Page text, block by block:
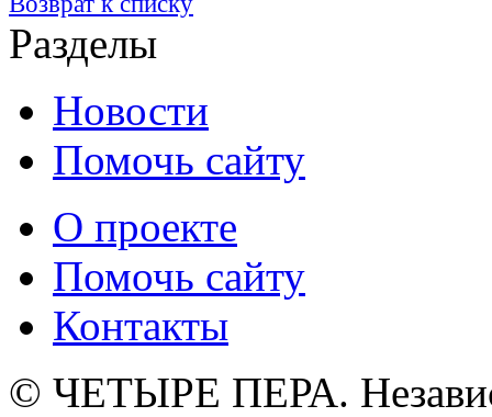
Разделы
Новости
Помочь сайту
О проекте
Помочь сайту
Контакты
© ЧЕТЫРЕ ПЕРА.